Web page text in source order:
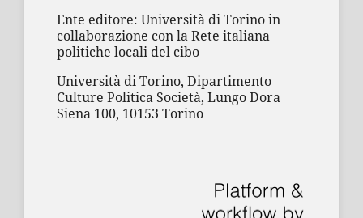
Ente editore: Università di Torino in
collaborazione con la Rete italiana
politiche locali del cibo
Università di Torino, Dipartimento
Culture Politica Società, Lungo Dora
Siena 100, 10153 Torino